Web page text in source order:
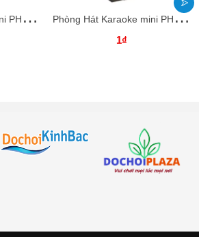
P
hòng Hát Karaoke mini PHKKB12 Dochoikinhbac Giải trí hấp dẫn vui chơi P
hòng Hát Karaoke mini PHKKB11 Dochoikinhbac Giải trí hấp dẫn vui chơi
1₫